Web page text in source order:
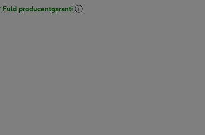
Fuld producentgaranti